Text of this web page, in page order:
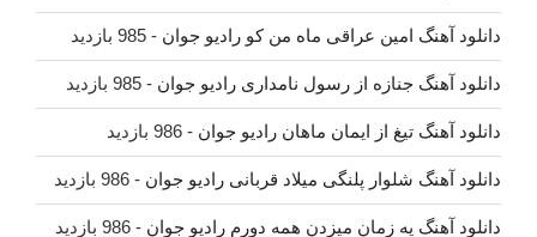
دانلود آهنگ امین عراقی ماه من کو رادیو جوان - 985 بازدید
دانلود آهنگ جنازه از رسول نامداری رادیو جوان - 985 بازدید
دانلود آهنگ تیغ از ایمان ماهان رادیو جوان - 986 بازدید
دانلود آهنگ شلوار پلنگی میلاد قربانی رادیو جوان - 986 بازدید
دانلود آهنگ یه زمان میزدن همه دورم رادیو جوان - 986 بازدید